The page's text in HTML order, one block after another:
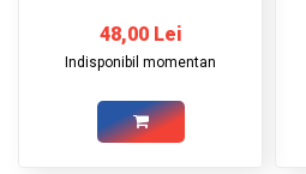
48,00 Lei
Indisponibil momentan